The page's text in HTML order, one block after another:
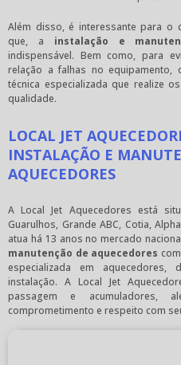
Além disso, é interessante para o
que, a instalação e
indispensável. Bem como, para
relação a falhas no equipamento,
técnica especializada que realize
qualidade.
LOCAL JET
INSTALAÇÃO E
AQUECEDORES
A Local Jet Aquecedores está
Guarulhos, Grande ABC, Cotia,
atua há 13 anos no mercado
manutenção de aquecedores
especializada em
instalação. A Local Jet
passagem e
comprometimento e respeito com